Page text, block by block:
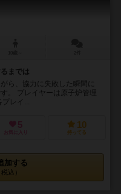
までは
ら、協力に失敗した瞬間に
。 プレイヤーは原子炉管理
プレイ...
5
お気に入り
10
持ってる
加する
込）